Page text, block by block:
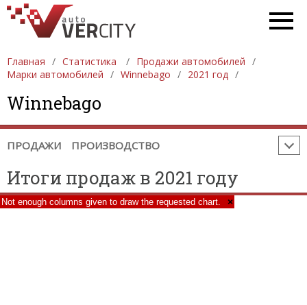
Главная Статистика
Продажи автомобилей
Марки автомобилей
Winnebago 2021 год
Winnebago
ПРОДАЖИ ПРОИЗВОДСТВО
ПРОДАЖА АВТОМОБИЛЕЙ
АЗИЯ
СЕВЕРНАЯ АМЕРИКА
АФРИКА
АВСТРАЛИЯ И ОКЕАНИЯ
ПРОИЗВОДСТВО АВТОМОБИЛЕЙ
АФРИКА
АВСТРАЛИЯ И ОКЕАНИЯ
Итоги продаж в 2021 году
Not enough columns given to draw the requested chart. ×